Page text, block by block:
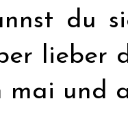
du
lieber
mai und